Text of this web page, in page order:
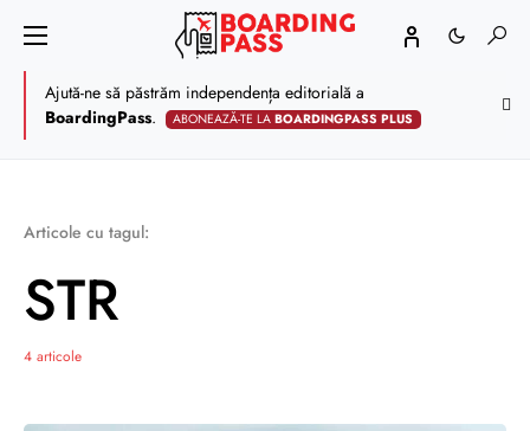
Ajută-ne să păstrăm independența editorială a
BoardingPass. ABONEAZĂ-TE LABOARDINGPASS PLUS
Articole cu tagul:
STR
4 articole